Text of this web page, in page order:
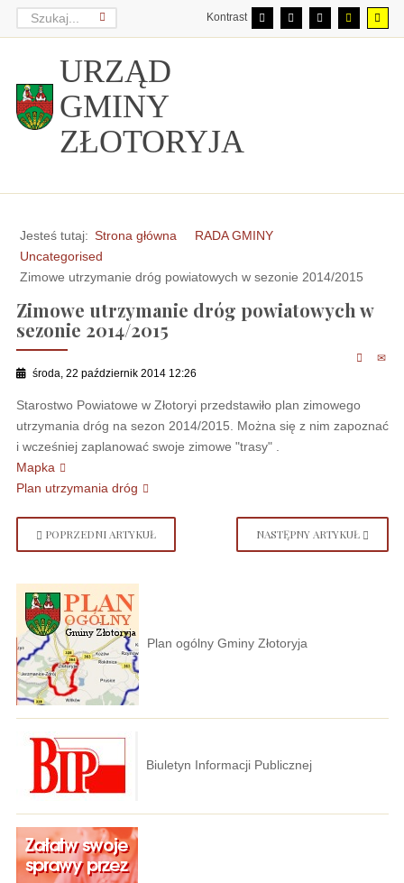
Kontrast
URZĄD
GMINY
ZŁOTORYJA
Jesteś tutaj: Strona główna
RADA GMINY
Uncategorised
Zimowe utrzymanie dróg powiatowych w sezonie 2014/2015
Zimowe utrzymanie dróg powiatowych w
sezonie 2014/2015
środa, 22 październik 2014 12:26
Starostwo Powiatowe w Złotoryi przedstawiło plan zimowego
utrzymania dróg na sezon 2014/2015. Można się z nim zapoznać
i wcześniej zaplanować swoje zimowe "trasy" .
Mapka
Plan utrzymania dróg
POPRZEDNI ARTYKUŁ NASTĘPNY ARTYKUŁ
Plan ogólny Gminy Złotoryja
Biuletyn Informacji Publicznej